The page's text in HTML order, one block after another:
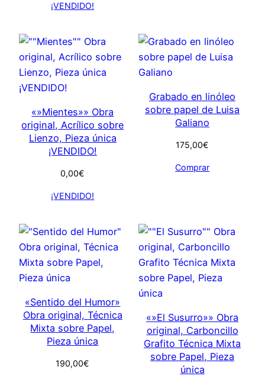
¡VENDIDO!
«»Mientes»» Obra
original, Acrílico sobre
Lienzo, Pieza única
¡VENDIDO!
0,00€
¡VENDIDO!
Grabado en linóleo
sobre papel de Luisa
Galiano
175,00€
Comprar
«Sentido del Humor»
Obra original, Técnica
Mixta sobre Papel,
Pieza única
190,00€
«»El Susurro»» Obra
original, Carboncillo
Grafito Técnica Mixta
sobre Papel, Pieza
única